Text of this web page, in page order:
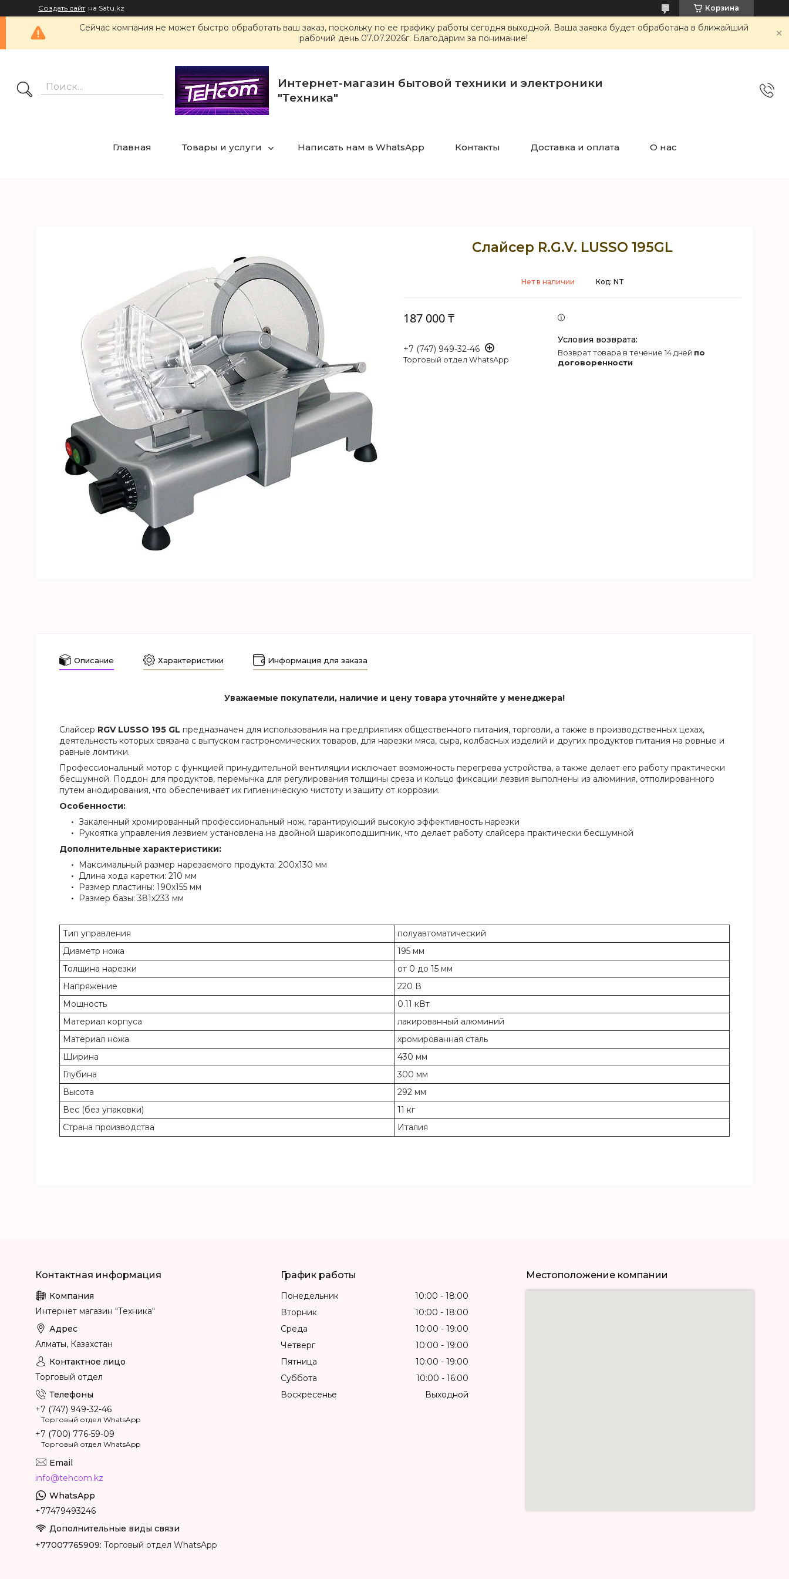
Создать сайт на Satu.kz Корзина
Сейчас компания не может быстро обработать ваш заказ, поскольку по ее графику работы сегодня выходной. Ваша заявка будет обработана в ближайший
рабочий день 07.07.2026г. Благодарим за понимание!
Интернет-магазин бытовой техники и электроники
"Техника"
Главная Товары и услуги Написать нам в WhatsApp Контакты Доставка и оплата О нас
Слайсер R.G.V. LUSSO 195GL
Нет в наличии Код: NT
187 000 ₸
+7 (747) 949-32-46
Торговый отдел WhatsApp
возврат товара в течение 14 дней по
договоренности
Описание Характеристики Информация для заказа
Уважаемые покупатели, наличие и цену товара уточняйте у менеджера!
Слайсер RGV LUSSO 195 GL предназначен для использования на предприятиях общественного питания, торговли, а также в производственных цехах,
деятельность которых связана с выпуском гастрономических товаров, для нарезки мяса, сыра, колбасных изделий и других продуктов питания на ровные и
равные ломтики.
Профессиональный мотор с функцией принудительной вентиляции исключает возможность перегрева устройства, а также делает его работу практически
бесшумной. Поддон для продуктов, перемычка для регулирования толщины среза и кольцо фиксации лезвия выполнены из алюминия, отполированного
путем анодирования, что обеспечивает их гигиеническую чистоту и защиту от коррозии.
Особенности:
Закаленный хромированный профессиональный нож, гарантирующий высокую эффективность нарезки
Рукоятка управления лезвием установлена на двойной шарикоподшипник, что делает работу слайсера практически бесшумной
Дополнительные характеристики:
Максимальный размер нарезаемого продукта: 200х130 мм
Длина хода каретки: 210 мм
Размер пластины: 190х155 мм
Размер базы: 381х233 мм
Тип управления
полуавтоматический
Диаметр ножа
195 мм
Толщина нарезки
от 0 до 15 мм
Напряжение
220 В
Мощность
0.11 кВт
Материал корпуса
лакированный алюминий
Материал ножа
хромированная сталь
Ширина
430 мм
Глубина
300 мм
Высота
292 мм
Вес (без упаковки)
11 кг
Страна производства
Италия
Интернет магазин "Техника"
Алматы, Казахстан
Торговый отдел
+7 (747) 949-32-46
Торговый отдел WhatsApp
+7 (700) 776-59-09
Торговый отдел WhatsApp
info@tehcom.kz
+77479493246
+77007765909 Торговый отдел WhatsApp
График работы
Понедельник 10:00
18:00
Вторник
10:00
18:00
Среда
10:00
19:00
Четверг
10:00
19:00
Пятница
10:00
19:00
Суббота
10:00
16:00
Воскресенье
Выходной
Местоположение компании